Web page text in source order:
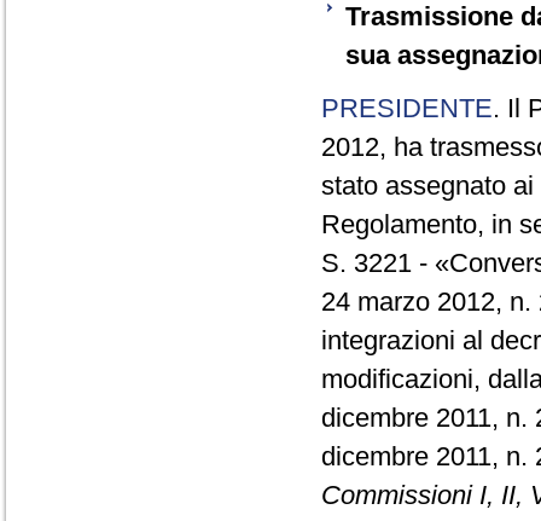
Trasmissione
sua
PRESIDENTE. Il
2012, ha
stato assegnato
Regolamento, in
S. 3221 -
24 marzo 2012,
integrazioni al
modificazioni,
dicembre 2011,
dicembre 2011, n.
Commissioni I, II,